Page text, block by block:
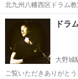
北九州八幡西区ドラム
師 大谷一行です。 ドラムを2台設置してある、ドラムレッスン専用
リハーサルスタジオにて、ド
ツーマン...
福岡 北九州市
ドラ
大野城
ご覧いただきありがとうございます。 ドラム